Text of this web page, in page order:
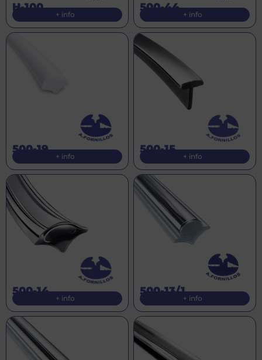
H-100
+ info
500-44
+ info
500-19
+ info
500-15
+ info
500-14
+ info
500-13/1
+ info